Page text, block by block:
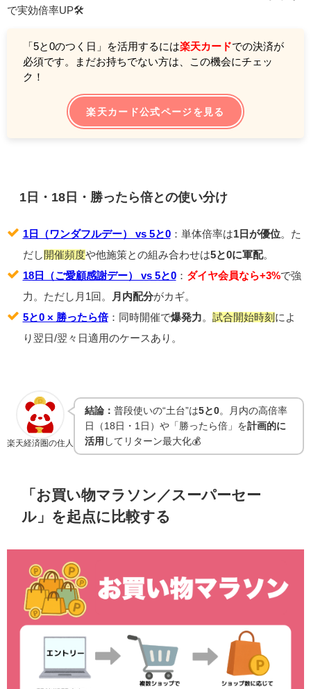
で実効倍率UP🛠️
「5と0のつく日」を活用するには楽天カードでの決済が
必須です。まだお持ちでない方は、この機会にチェッ
ク！
楽天カード公式ページを見る
1日・18日・勝ったら倍との使い分け
1日（ワンダフルデー） vs 5と0：単体倍率は1日が優位。た
だし 開催頻度や他施策との組み合わせは5と0に軍配。
18日（ご愛顧感謝デー） vs 5と0： ダイヤ会員なら+3%で強
力。ただし月1回。
月内配分がカギ。
5と0 × 勝ったら倍：同時開催で爆発力 。 試合開始時刻 によ
り翌日/翌々日適用のケースあり。
楽天経済圏の住人
結論： 普段使いの“土台”は5と0。月内の高倍率
日（18日・1日）や「勝ったら倍」を計画的に
活用 してリターン最大化💰
「お買い物マラソン／スーパーセー
ル」を起点に比較する